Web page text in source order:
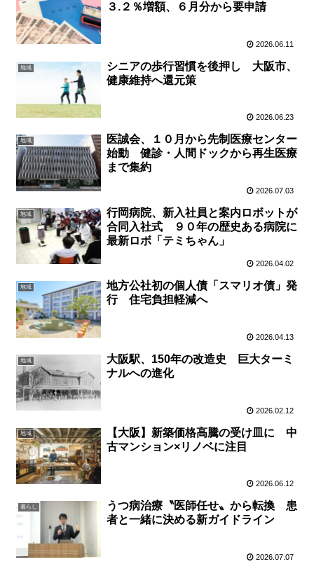
３.２％増額、６月分から要申請
2026.06.11
地域
シニアの歩行習慣を後押し 大阪市、
健康維持へ還元策
2026.06.23
地域
医誠会、１０月から先制医療センター
始動 健診・人間ドックから再生医療
まで集約
2026.07.03
地域
行岡病院、新入社員と案内ロボットが
合同入社式 ９０年の歴史ある病院に
最新ロボ「テミちゃん」
2026.04.02
地域
地方公社初の個人債「スマリオ債」発
行 住宅負担軽減へ
2026.04.13
地域
大阪駅、150年の改造史 巨大ターミ
ナルへの進化
2026.02.12
地域
【大阪】新築価格高騰の受け皿に 中
古マンション×リノベに注目
2026.06.12
暮らし
うつ病治療〝医師任せ〟から転換 患
者と一緒に決める新ガイドライン
2026.07.07